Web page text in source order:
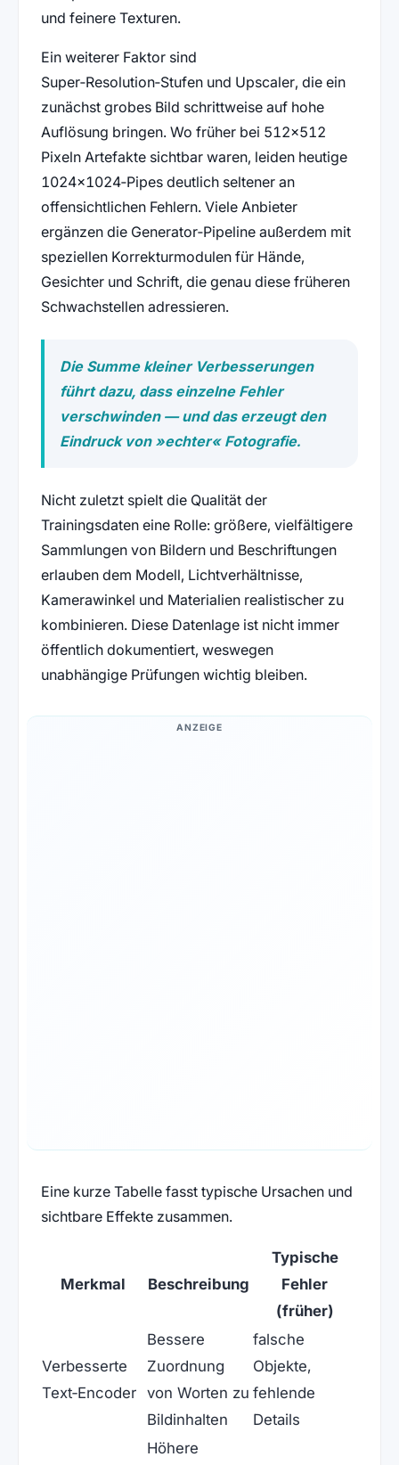
und feinere Texturen.
Ein weiterer Faktor sind
Super‑Resolution‑Stufen und Upscaler, die ein
zunächst grobes Bild schrittweise auf hohe
Auflösung bringen. Wo früher bei 512×512
Pixeln Artefakte sichtbar waren, leiden heutige
1024×1024‑Pipes deutlich seltener an
offensichtlichen Fehlern. Viele Anbieter
ergänzen die Generator‑Pipeline außerdem mit
speziellen Korrekturmodulen für Hände,
Gesichter und Schrift, die genau diese früheren
Schwachstellen adressieren.
Die Summe kleiner Verbesserungen
führt dazu, dass einzelne Fehler
verschwinden — und das erzeugt den
Eindruck von »echter« Fotografie.
Nicht zuletzt spielt die Qualität der
Trainingsdaten eine Rolle: größere, vielfältigere
Sammlungen von Bildern und Beschriftungen
erlauben dem Modell, Lichtverhältnisse,
Kamerawinkel und Materialien realistischer zu
kombinieren. Diese Datenlage ist nicht immer
öffentlich dokumentiert, weswegen
unabhängige Prüfungen wichtig bleiben.
ANZEIGE
Eine kurze Tabelle fasst typische Ursachen und
sichtbare Effekte zusammen.
Merkmal Beschreibung
Typische
Fehler
(früher)
Verbesserte
Text‑Encoder
Bessere
Zuordnung
von Worten zu
Bildinhalten
falsche
Objekte,
fehlende
Details
Höhere